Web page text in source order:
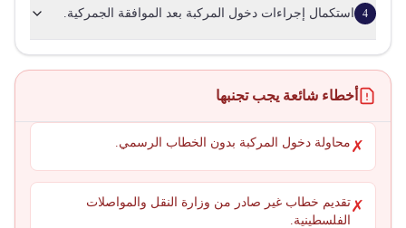
4 استكمال إجراءات دخول المركبة بعد الموافقة الجمركية.
أخطاء شائعة يجب تجنبها
✗ محاولة دخول المركبة بدون الخطاب الرسمي.
✗تقديم خطاب غير صادر من وزارة النقل والمواصلات
الفلسطينية.